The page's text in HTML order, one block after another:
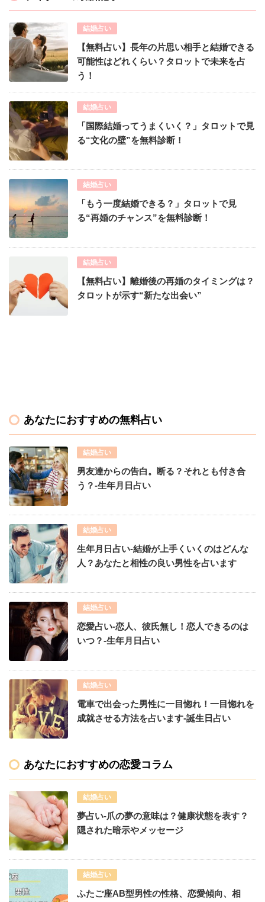
結婚占い
【無料占い】長年の片思い相手と結婚できる
可能性はどれくらい？タロットで未来を占
う！
結婚占い
「国際結婚ってうまくいく？」タロットで見
る“文化の壁”を無料診断！
結婚占い
「もう一度結婚できる？」タロットで見
る“再婚のチャンス”を無料診断！
結婚占い
【無料占い】離婚後の再婚のタイミングは？
タロットが示す“新たな出会い”
あなたにおすすめの無料占い
結婚占い
男友達からの告白。断る？それとも付き合
う？-生年月日占い
結婚占い
生年月日占い-結婚が上手くいくのはどんな
人？あなたと相性の良い男性を占います
結婚占い
恋愛占い-恋人、彼氏無し！恋人できるのは
いつ？-生年月日占い
結婚占い
電車で出会った男性に一目惚れ！一目惚れを
成就させる方法を占います-誕生日占い
あなたにおすすめの恋愛コラム
結婚占い
夢占い-爪の夢の意味は？健康状態を表す？
隠された暗示やメッセージ
結婚占い
ふたご座AB型男性の性格、恋愛傾向、相